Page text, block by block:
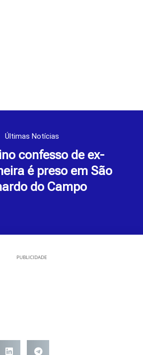
Últimas Notícias
confesso de ex-
é preso em São
do Campo
PUBLICIDADE